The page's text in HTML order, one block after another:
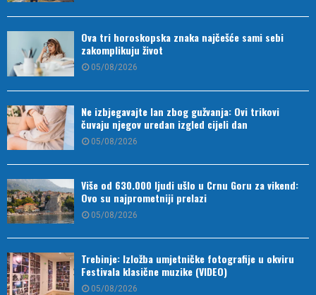
Ova tri horoskopska znaka najčešće sami sebi
zakomplikuju život
05/08/2026
Ne izbjegavajte lan zbog gužvanja: Ovi trikovi
čuvaju njegov uredan izgled cijeli dan
05/08/2026
Više od 630.000 ljudi ušlo u Crnu Goru za vikend:
Ovo su najprometniji prelazi
05/08/2026
Trebinje: Izložba umjetničke fotografije u okviru
Festivala klasične muzike (VIDEO)
05/08/2026